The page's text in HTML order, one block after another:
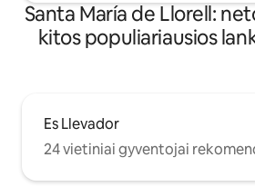
Santa María de Llorell:
kitos populiariausios
Es Llevador
24 vietiniai gyventojai